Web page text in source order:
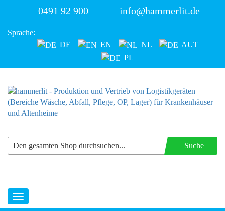
0491 92 900 info@hammerlit.de
Sprache:
DE
EN NL
AUT
PL
Suche